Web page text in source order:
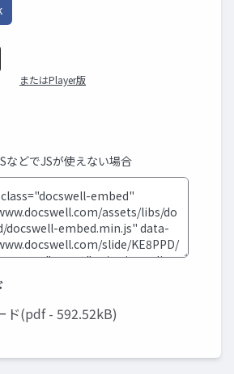
またはPlayer版
などでJSが使えない場合
ド(pdf - 592.52kB)